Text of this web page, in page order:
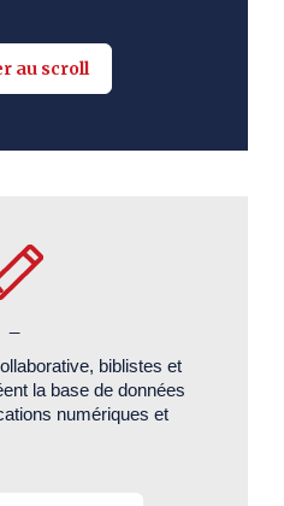
au scroll
biblistes et
la base de données
numériques et